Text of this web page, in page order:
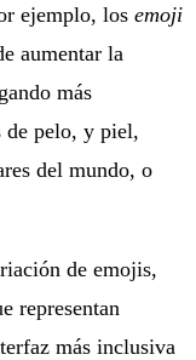
ejemplo, los emoji
aumentar la
más
de pelo, y piel,
del mundo, o
de emojis,
representan
más inclusiva